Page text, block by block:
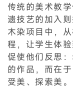
传统的美术教
遗技艺的加入
木染项目中，
程，让学生体
促使他们反思
的作品，而在
受美、探索美。